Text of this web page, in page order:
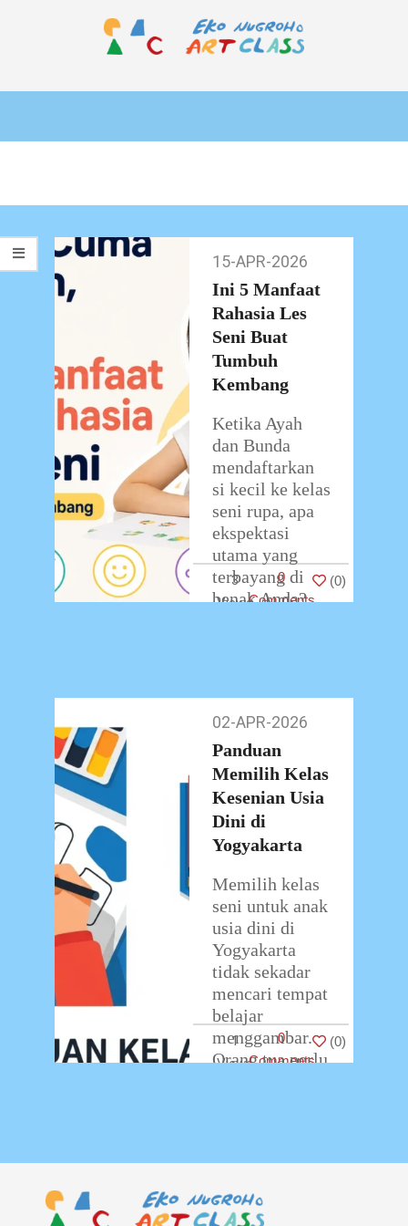
ART
Primary
Menu
Apr-
2026
15-APR-2026
Ini 5 Manfaat
Rahasia Les
Seni Buat
Tumbuh
Kembang
Ketika Ayah
dan Bunda
mendaftarkan
si kecil ke kelas
seni rupa, apa
ekspektasi
utama yang
terbayang di
benak Anda?
3
0
Comments
(0)
Apr-
2026
02-APR-2026
Panduan
Memilih Kelas
Kesenian Usia
Dini di
Yogyakarta
Memilih kelas
seni untuk anak
usia dini di
Yogyakarta
tidak sekadar
mencari tempat
belajar
menggambar.
Orang tua perlu
anak (4-12
tahun),
1
0
Comments
(0)